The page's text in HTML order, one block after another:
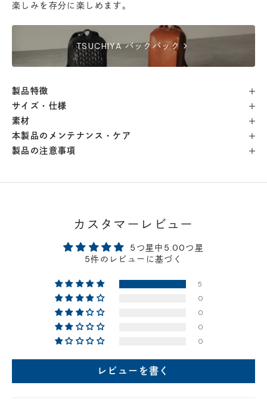
横浜店- 在庫 -△
軽井澤工房店- 在庫 -
名古屋店
神戸店
- 在庫 -×
店舗に在庫がある場合、お支払金額が合計300,000
円(税込)以下の場合、代引きでのご配送も可能です。
新製品については販売開始日より取扱いとなります。
在庫状況について
※在庫ありの表示の際にも売り切れや他のお客様の取り置きの場合がご
ざいます。
※在庫状況は随時変動しているため、ご来店時に売り切れの場合がござ
※新製品については、在庫表示が発売開始日までに変動する場合がござ
楽しみを存分に楽しめます。
TSUCHIYA バックパック chevron_right
製品特徴
サイズ・仕様
素材
本製品のメンテナンス・ケア
製品の注意事項
カスタマーレビュー
5つ星中5.00つ星
5件のレビューに基づく
5
0
0
0
0
レビューを書く